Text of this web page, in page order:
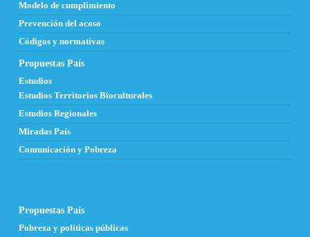
Modelo de cumplimiento
Prevención del acoso
Códigos y normativas
Propuestas País
Estudios
Estudios Territorios Bioculturales
Estudios Regionales
Miradas País
Comunicación y Pobreza
Propuestas País
Pobreza y políticas públicas